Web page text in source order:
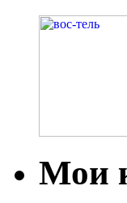
Мои